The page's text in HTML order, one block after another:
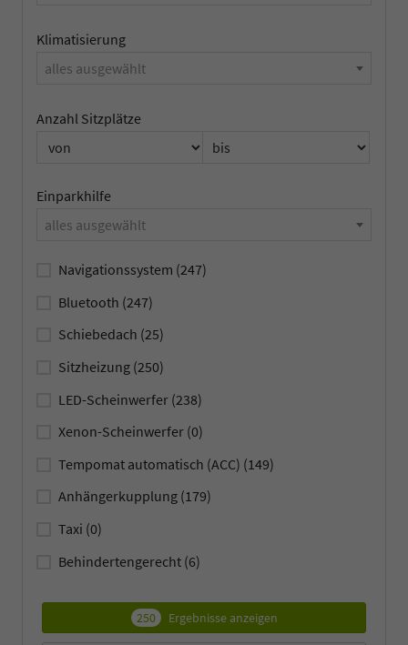
Klimatisierung
alles ausgewählt
Anzahl Sitzplätze
Einparkhilfe
alles ausgewählt
Navigationssystem (247)
Bluetooth (247)
Schiebedach (25)
Sitzheizung (250)
LED-Scheinwerfer (238)
Xenon-Scheinwerfer (0)
Tempomat automatisch (ACC) (149)
Anhängerkupplung (179)
Taxi (0)
Behindertengerecht (6)
250 Ergebnisse anzeigen